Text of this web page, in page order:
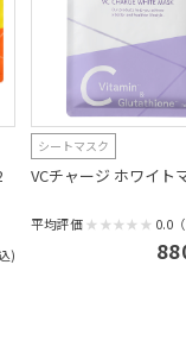
)
シートマスク
VCチャージ ホワイト
平均評価 0.0